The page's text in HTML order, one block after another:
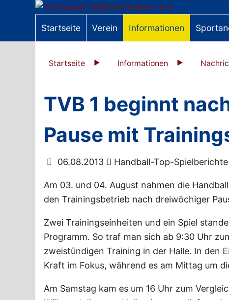
Startseite Verein Informationen
Startseite Informationen
TVB 1 beginnt
Pause mit
06.08.2013 Handball-Top-Spielberichte
Am 03. und 04. August nahmen die
den Trainingsbetrieb nach dreiwöchiger
Zwei Trainingseinheiten und ein Spiel
Programm. So traf man sich ab 9:30 Uhr
zweistündigen Training in der Halle. In den
Kraft im Fokus, während es am Mittag um
Am Samstag kam es um 16 Uhr zum